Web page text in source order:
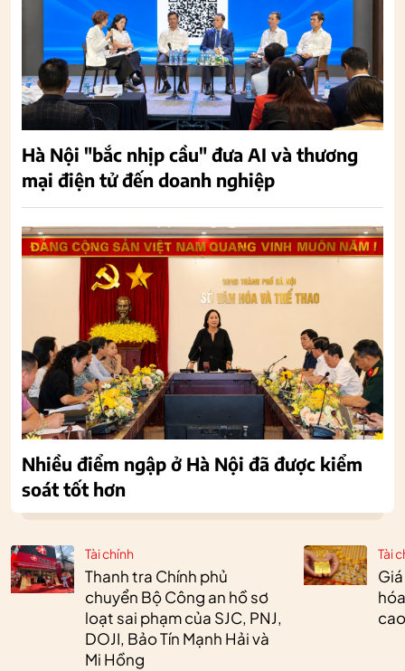
Tài chính
Thanh tra Chính phủ
chuyển Bộ Công an hồ sơ
loạt sai phạm của SJC, PNJ,
DOJI, Bảo Tín Mạnh Hải và
Mi Hồng
Tài
Hà Nội "bắc nhịp cầu" đưa AI và thương
mại điện tử đến doanh nghiệp
Nhiều điểm ngập ở Hà Nội đã được kiểm
soát tốt hơn